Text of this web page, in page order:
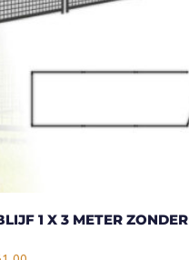
1 X 3 METER ZONDER